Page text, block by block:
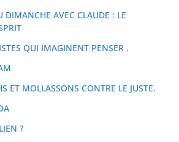
AVEC CLAUDE : LE
QUI IMAGINENT PENSER .
ET MOLLASSONS CONTRE LE JUSTE.
?